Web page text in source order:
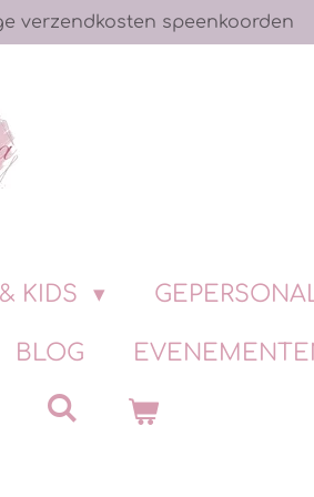
verzendkosten speenkoorden
KIDS
BLOG